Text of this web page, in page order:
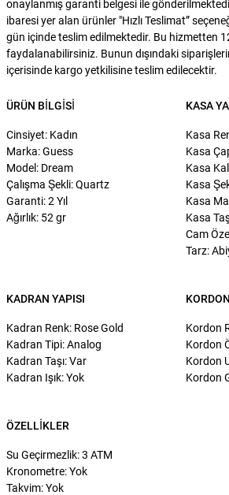
onaylanmış garanti belgesi ile
ibaresi yer alan ürünler "Hızlı Teslimat”
gün içinde teslim edilmektedir. Bu hizmetten
faydalanabilirsiniz. Bunun dışındaki
içerisinde kargo yetkilisine teslim edilecektir.
ÜRÜN BILGISI
Cinsiyet: Kadın
Marka: Guess
Model: Dream
Çalışma Şekli: Quartz
Garanti: 2 Yıl
Ağırlık: 52 gr
KASA
Kasa
Kasa
Kasa
Kasa
Kasa
Kasa
Cam
Tarz:
KADRAN YAPISI
Kadran Renk: Rose Gold
Kadran Tipi: Analog
Kadran Taşı: Var
Kadran Işık: Yok
Kordon
Kordon
Kordon
Kordon
ÖZELLIKLER
Su Geçirmezlik: 3 ATM
Kronometre: Yok
Takvim: Yok